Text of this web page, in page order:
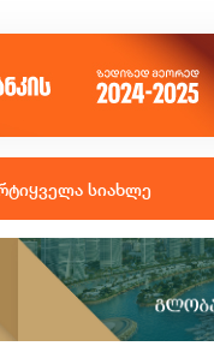
ყველა სიახლე